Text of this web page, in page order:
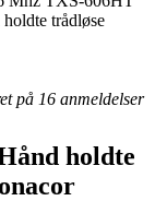
trådløse
på 16 anmeldelser
holdte